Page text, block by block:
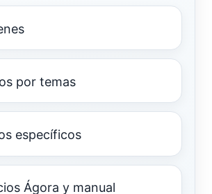
por temas
específicos
Ágora y manual